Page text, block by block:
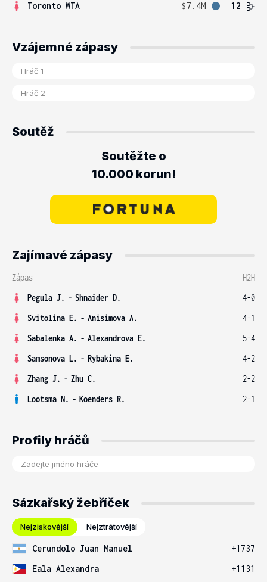
Toronto WTA
$7.4M 12
Vzájemné zápasy
Soutěž
Soutěžte o
10.000 korun!
Zajímavé zápasy
Zápas
H2H
Pegula J. - Shnaider D.
4-0
Svitolina E. - Anisimova A.
4-1
Sabalenka A. - Alexandrova E.
5-4
Samsonova L. - Rybakina E.
4-2
Zhang J. - Zhu C.
2-2
Lootsma N. - Koenders R. 2-1
Profily hráčů
Sázkařský žebříček
Nejziskovější Nejztrátovější
Cerundolo Juan Manuel
+1737
Eala Alexandra
+1131